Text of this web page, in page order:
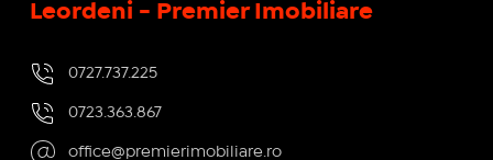
Leordeni - Premier Imobiliare
0727.737.225
0723.363.867
office@premierimobiliare.ro